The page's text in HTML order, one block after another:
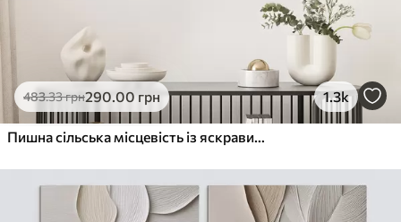
483.33грн290.00 грн 1.3k
Пишна сільська місцевість із яскравим лугом диких квітів, наповненим різнокольоровими квітами під хмарним небом